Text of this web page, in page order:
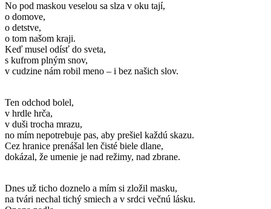
No pod maskou veselou sa slza v oku tají,
o domove,
o detstve,
o tom našom kraji.
Keď musel odísť do sveta,
s kufrom plným snov,
v cudzine nám robil meno – i bez našich slov.
Ten odchod bolel,
v hrdle hrča,
v duši trocha mrazu,
no mím nepotrebuje pas, aby prešiel každú skazu.
Cez hranice prenášal len čisté biele dlane,
dokázal, že umenie je nad režimy, nad zbrane.
Dnes už ticho doznelo a mím si zložil masku,
na tvári nechal tichý smiech a v srdci večnú lásku.